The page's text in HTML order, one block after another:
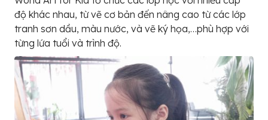
độ khác nhau, từ vẽ cơ bản đến nâng cao từ các lớp
tranh sơn dầu, màu nước, và vẽ ký họa,…phù hợp với
từng lứa tuổi và trình độ.